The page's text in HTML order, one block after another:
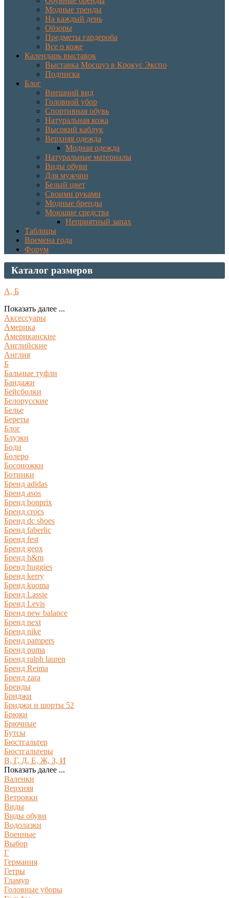
Модные тренды
На каждый день
Обзоры
Предметы гардероба
Все о коже
Календарь выставок
Выставка Мосшуз в Крокус Экспо
Подписка
Блог
Внешний вид
Головной убор
Спортивная обувь
Натуральная кожа
Высокий каблук
Верхняя одежда
Модная одежда
Натуральные материалы
Виды обуви
Для мужчин
Белый цвет
Своими руками
Модные бренды
Моющие средства
Неприятный запах
Таблицы
Времена года
Форум
Каталог размеров
А, Б
Показать далее ...
Аксессуары
Америка
Американские
Английские
Англия
Б
Бальные туфли
Бандажи
Бейсболки
Белорусские
Белье
Береты
Блог
Блузки
Боди
Болеро
Босоножки
Ботинки
Бренд adidas
Бренд asos
Бренд bonprix
Бренд crocs
Бренд dc shoes
Бренд faberlic
Бренд fest
Бренд geox
Бренд h&m
Бренд huggies
Бренд kerry
Бренд kuoma
Бренд Lassie
Бренд Levis
Бренд new balance
Бренд next
Бренд nike
Бренд pampers
Бренд puma
Бренд ralph lauren
Бренд Reima
Бренд zara
Бренды
Бриджи
Бриджи и шорты 52
Брюки
Брючные
Бутсы
Бюстгальтер
Бюстгальтеры
В, Г, Д, Е, Ж, З, И
Показать далее ...
Валенки
Верхняя
Ветровки
Виды
Виды обуви
Водолазки
Военные
Выбор
Г
Германия
Гетры
Гламур
Головные уборы